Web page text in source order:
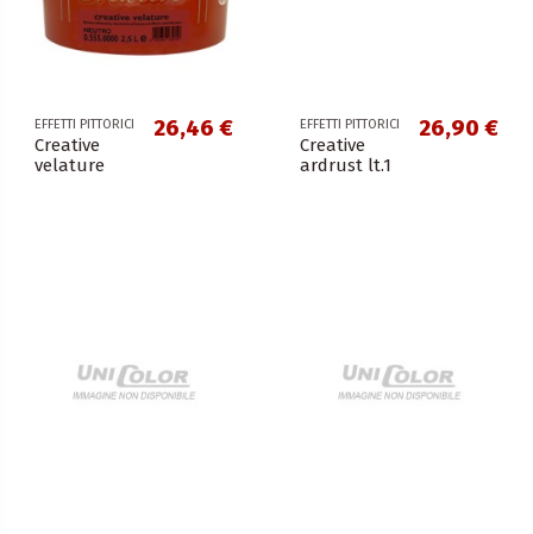
EFFETTI PITTORICI
Creative
velature
26,46 € EFFETTI PITTORICI
Creative
ardrust lt.1
26,90 €